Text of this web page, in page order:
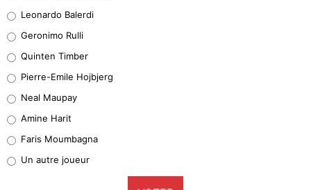
38%
32%
5%
1%
9%
Leonardo Balerdi
Geronimo Rulli
Quinten Timber
Pierre-Emile Hojbjerg
Neal Maupay
Amine Harit
Faris Moumbagna
Un autre joueur